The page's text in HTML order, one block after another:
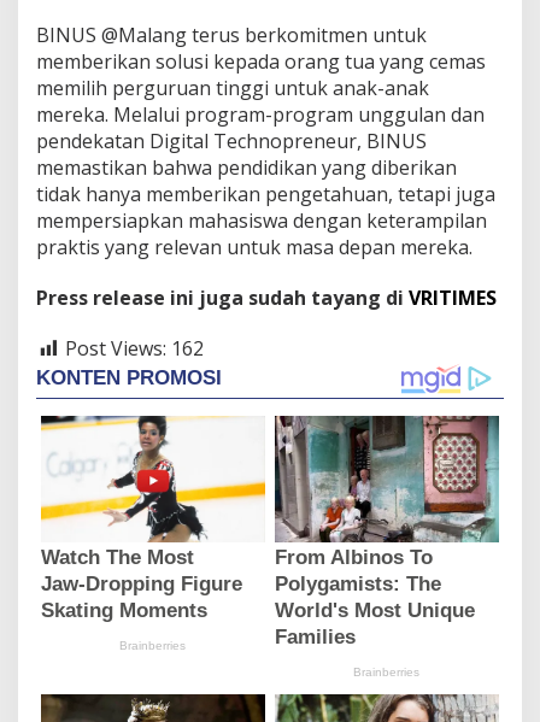
BINUS @Malang terus berkomitmen untuk
memberikan solusi kepada orang tua yang cemas
memilih perguruan tinggi untuk anak-anak
mereka. Melalui program-program unggulan dan
pendekatan Digital Technopreneur, BINUS
memastikan bahwa pendidikan yang diberikan
tidak hanya memberikan pengetahuan, tetapi juga
mempersiapkan mahasiswa dengan keterampilan
praktis yang relevan untuk masa depan mereka.
Press release ini juga sudah tayang di VRITIMES
Post Views: 162